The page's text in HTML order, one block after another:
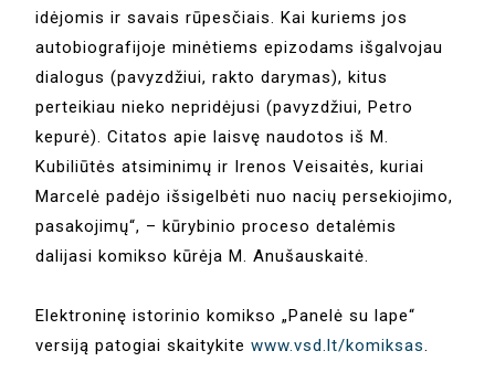
idėjomis ir savais rūpesčiais. Kai kuriems jos
autobiografijoje minėtiems epizodams išgalvojau
dialogus (pavyzdžiui, rakto darymas), kitus
perteikiau nieko nepridėjusi (pavyzdžiui, Petro
kepurė). Citatos apie laisvę naudotos iš M.
Kubiliūtės atsiminimų ir Irenos Veisaitės, kuriai
Marcelė padėjo išsigelbėti nuo nacių persekiojimo,
pasakojimų“, – kūrybinio proceso detalėmis
dalijasi komikso kūrėja M. Anušauskaitė.
Elektroninę istorinio komikso „Panelė su lape“
versiją patogiai skaitykitewww.vsd.lt/komiksas.